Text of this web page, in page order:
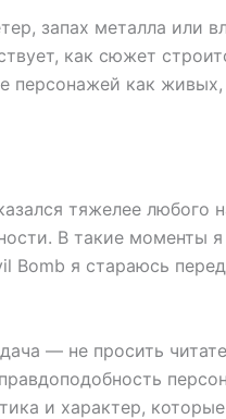
запах металла или
как сюжет
персонажей как
тяжелее любого
В такие моменты
Bomb я стараюсь
— не просить
и характер,